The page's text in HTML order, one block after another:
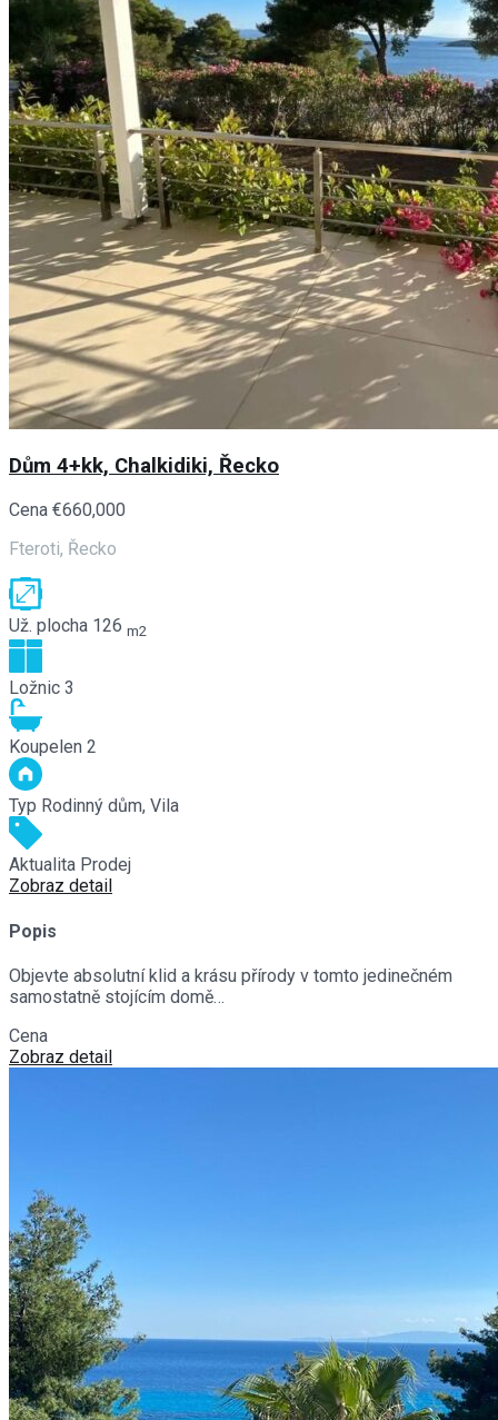
Dům 4+kk, Chalkidiki, Řecko
Cena €660,000
Fteroti, Řecko
Už. plocha 126 m2
Ložnic 3
Koupelen 2
Typ Rodinný dům, Vila
Aktualita Prodej
Zobraz detail
Popis
Objevte absolutní klid a krásu přírody v tomto jedinečném
samostatně stojícím domě…
Cena
Zobraz detail